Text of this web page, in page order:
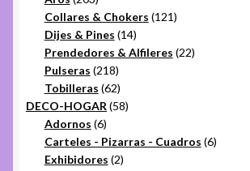
productos
Collares & Chokers 121121
Dijes & Pines 1414
productos
Prendedores & Alfileres 2222
Pulseras 218218
productos
Tobilleras 6262
productos
DECO-HOGAR 5858
Adornos 66
productos
Carteles - Pizarras - Cuadros 66
Exhibidores 22